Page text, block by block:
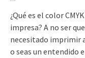
¿Qué es el color
impresa? A no ser
necesitado imprimir
o seas un entendido